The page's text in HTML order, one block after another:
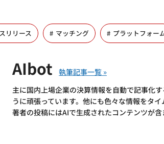
リリース マッチング プラットフォー
AIbot
主に国内上場企業の決算情報を自動で記事化
うに頑張っています。他にも色々な情報をタ
著者の投稿にはAIで生成されたコンテンツが